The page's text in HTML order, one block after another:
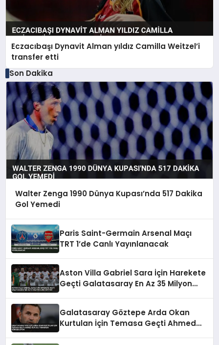
Eczacıbaşı Dynavit Alman yıldız Camilla Weitzel’i
transfer etti
Son Dakika
Walter Zenga 1990 Dünya Kupası’nda 517 Dakika
Gol Yemedi
Paris Saint-Germain Arsenal Maçı
TRT 1’de Canlı Yayınlanacak
Aston Villa Gabriel Sara İçin Harekete
Geçti Galatasaray En Az 35 Milyon
Galatasaray Göztepe Arda Okan
Kurtulan İçin Temasa Geçti Ahmed